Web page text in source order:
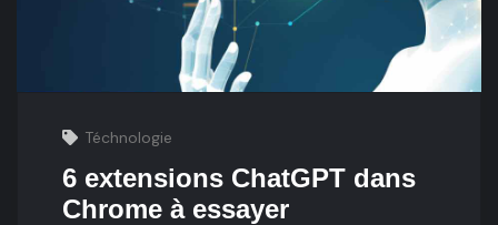
Téchnologie
6 extensions ChatGPT dans
Chrome à essayer